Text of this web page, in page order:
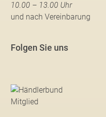
10.00 – 13.00 Uhr
und nach Vereinbarung
Folgen Sie uns